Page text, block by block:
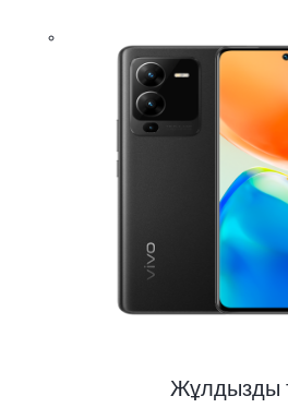
Жұлдызды